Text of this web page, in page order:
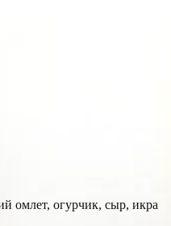
омлет, огурчик, сыр, икра